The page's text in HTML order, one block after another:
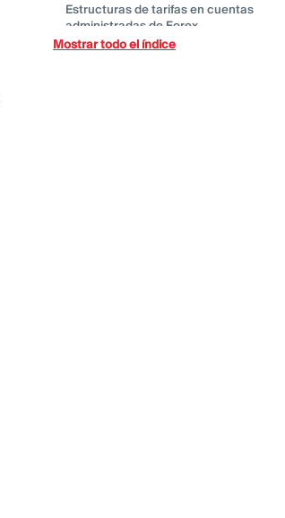
Estructuras de tarifas en cuentas
administradas de Forex
Cómo seleccionar un gestor de cuentas
Mostrar todo el índice